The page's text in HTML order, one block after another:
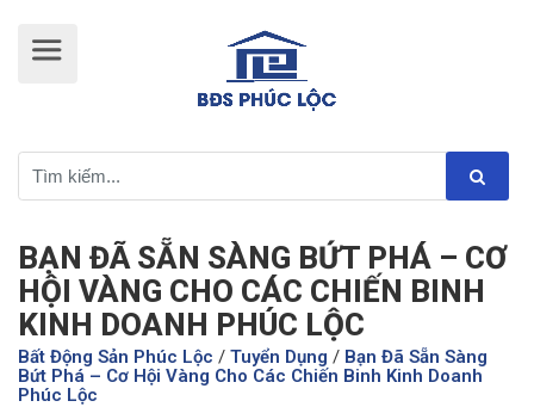
BẠN ĐÃ SẴN SÀNG BỨT PHÁ – CƠ
HỘI VÀNG CHO CÁC CHIẾN BINH
KINH DOANH PHÚC LỘC
Bất Động Sản Phúc Lộc / Tuyển Dụng / Bạn Đã Sẵn Sàng
Bứt Phá – Cơ Hội Vàng Cho Các Chiến Binh Kinh Doanh
Phúc Lộc